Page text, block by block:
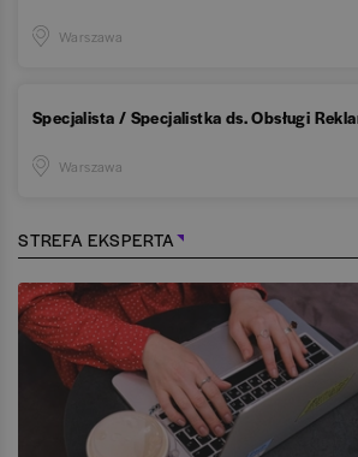
Warszawa
Specjalista / Specjalistka ds. Obsługi
Warszawa
STREFA EKSPERTA